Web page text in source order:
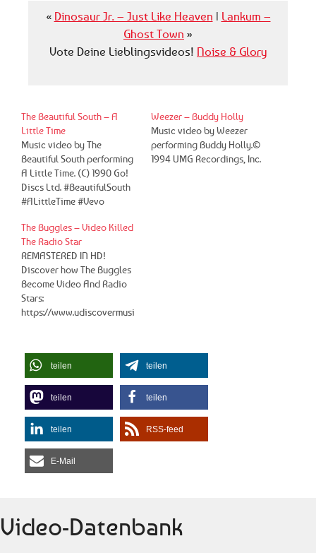
« Dinosaur Jr. – Just Like Heaven | Lankum –
Ghost Town »
Vote Deine Lieblingsvideos! Noise & Glory
The Beautiful South – A
Little Time
Music video by The
Beautiful South performing
A Little Time. (C) 1990 Go!
Discs Ltd. #BeautifulSouth
#ALittleTime #Vevo
Weezer – Buddy Holly
Music video by Weezer
performing Buddy Holly.©
1994 UMG Recordings, Inc.
The Buggles – Video Killed
The Radio Star
REMASTERED IN HD!
Discover how The Buggles
Become Video And Radio
Stars:
https://www.udiscovermusi
https://buggles.lnk.to/essen
tials Click here for more
from The Buggles:
https://buggles.lnk.to/Best
Of Music video by The
Buggles performing Video
Killed The Radio Star. (C)
1979 Island Records Ltd.
#TheBuggles
teilen teilen
teilen teilen
teilen RSS-feed
E-Mail
Video-Datenbank